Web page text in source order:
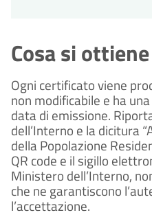
Cosa si ottiene
Ogni certificato viene
non modificabile e ha
data di emissione.
dell’Interno e la dicitura
della Popolazione
QR code e il sigillo
Ministero dell’Interno,
che ne garantiscono
l’accettazione.